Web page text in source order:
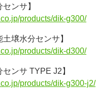
ンサ】
products/dik-g300/
土壌水分センサ】
products/dik-d300/
センサ TYPE J2】
products/dik-g300-j2/